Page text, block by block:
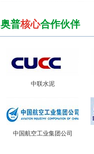
奥普核心合作伙伴
中联水泥
中国航空工业集团公司